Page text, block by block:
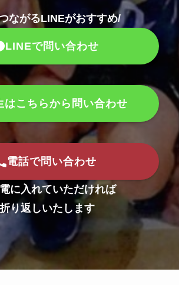
ながるLINEがおすすめ/
LINEで問い合わせ
はこちらから問い合わせ
電話で問い合わせ
に入れていただければ
折り返しいたします